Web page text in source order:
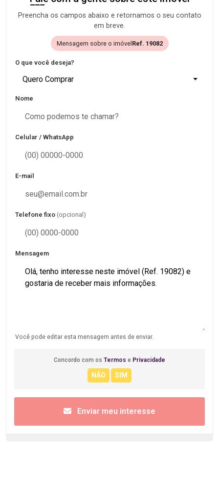
Preencha os campos abaixo e retornamos o seu contato
em breve.
Mensagem sobre o imóvel Ref. 19082
O que você deseja?
Quero Comprar
Nome
Celular / WhatsApp
E-mail
Telefone fixo (opcional)
Mensagem
Você pode editar esta mensagem antes de enviar.
Concordo com os Termos e Privacidade
Enviar meu interesse